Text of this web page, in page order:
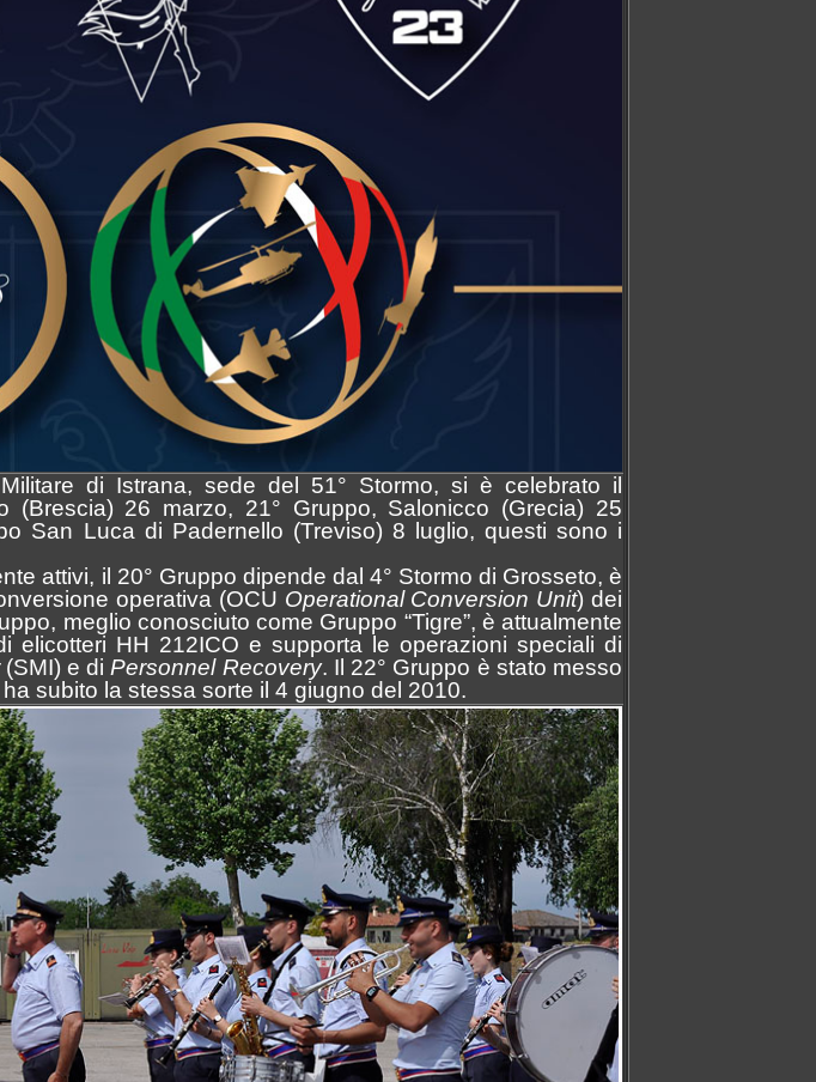
di Istrana, sede del 51° Stormo, si è celebrato il
(Brescia) 26 marzo, 21° Gruppo, Salonicco (Grecia) 25
San Luca di Padernello (Treviso) 8 luglio, questi sono i
attivi, il 20° Gruppo dipende dal 4° Stormo di Grosseto, è
operativa (OCU Operational Conversion Unit) dei
meglio conosciuto come Gruppo “Tigre”, è attualmente
HH 212ICO e supporta le operazioni speciali di
(SMI) e diPersonnel Recovery. Il 22° Gruppo è stato messo
subito la stessa sorte il 4 giugno del 2010.